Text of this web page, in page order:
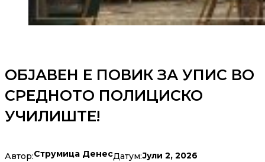
ОБЈАВЕН Е ПОВИК ЗА УПИС ВО
СРЕДНОТО ПОЛИЦИСКО
УЧИЛИШТЕ!
Автор:Струмица ДенесДатум:Јули 2, 2026